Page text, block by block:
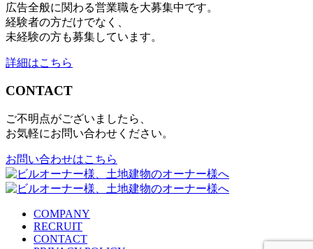
広告全般に関わる営業職を大募集中です。
経験者の方だけでなく、
未経験の方も募集しています。
詳細はこちら
CONTACT
ご不明点がございましたら、
お気軽にお問い合わせください。
お問い合わせはこちら
COMPANY
RECRUIT
CONTACT